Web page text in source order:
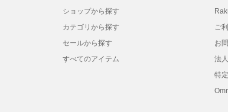
ショップから探す
カテゴリから探す
セールから探す
すべてのアイテム
ご
お
法
特